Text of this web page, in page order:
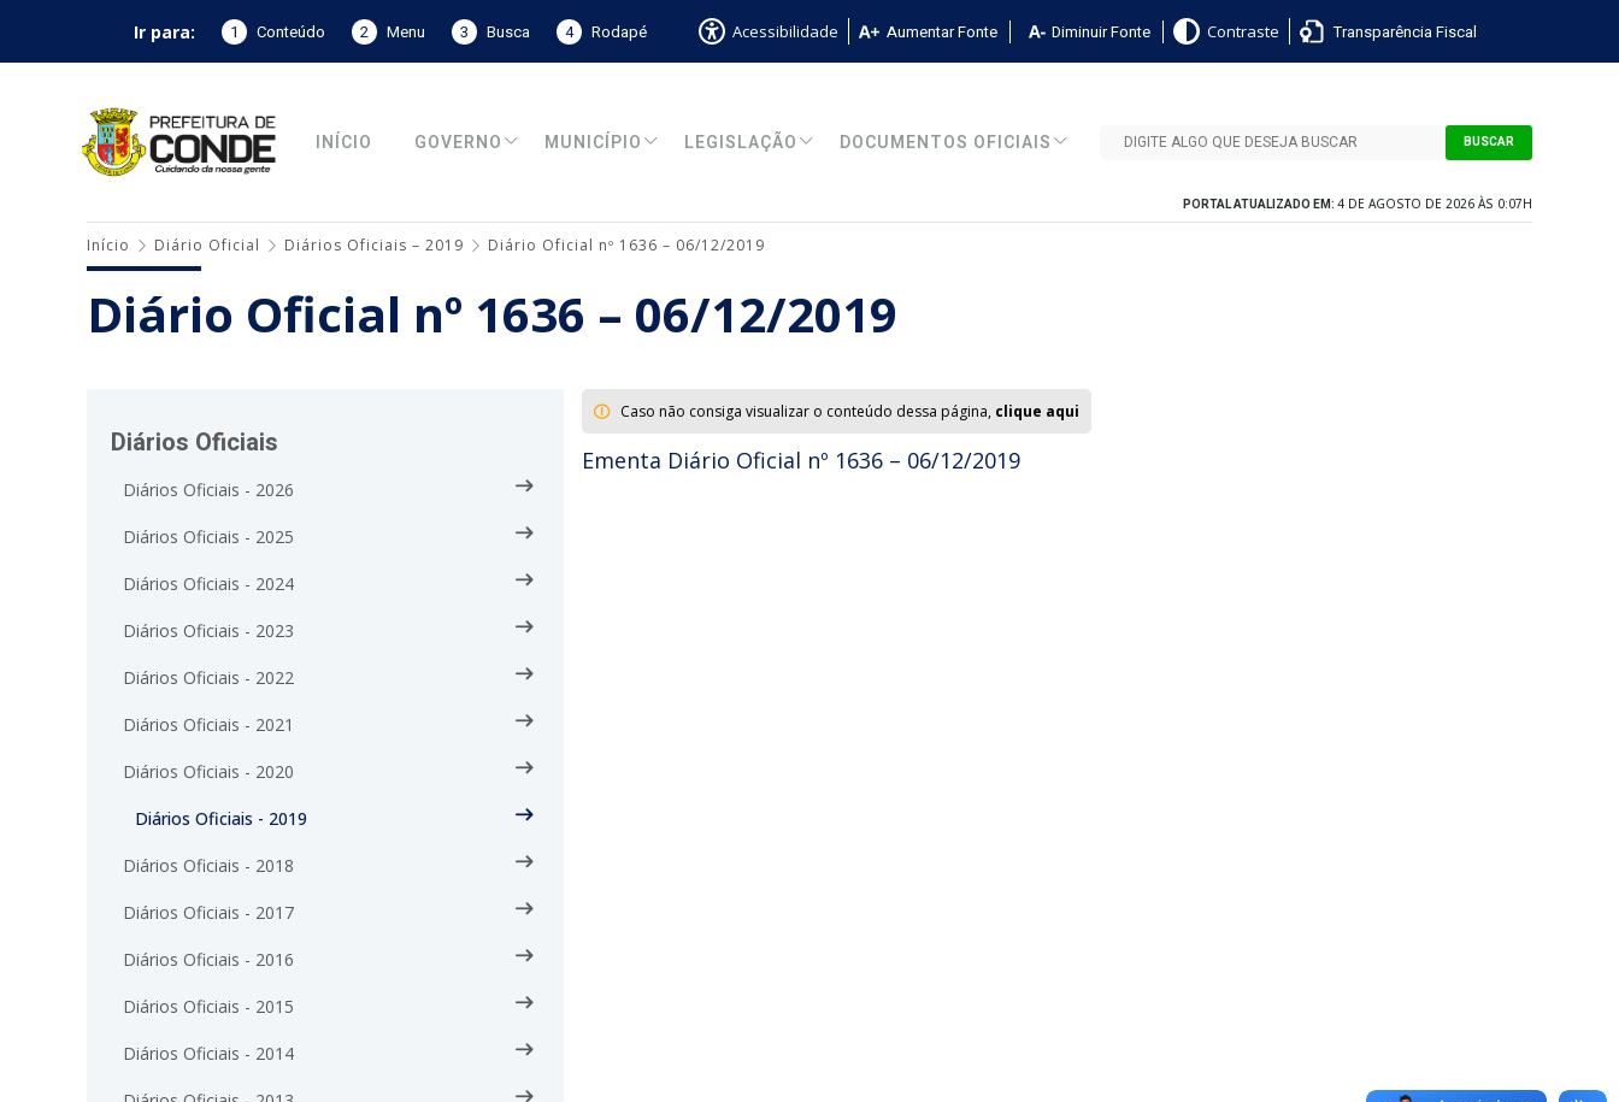
Ir para: 1 Conteúdo 2 Menu 3 Busca 4 Rodapé Acessibilidade Aumentar Fonte Diminuir Fonte Contraste Transparência Fiscal
INÍCIO GOVERNO MUNICÍPIO LEGISLAÇÃO DOCUMENTOS OFICIAIS BUSCAR
PORTAL ATUALIZADO EM: 4 DE AGOSTO DE 2026 ÀS 0:07H
Início Diário Oficial Diários Oficiais – 2019 Diário Oficial nº 1636 – 06/12/2019
Diário Oficial nº 1636 – 06/12/2019
Diários Oficiais
Diários Oficiais - 2026
Diários Oficiais - 2025
Diários Oficiais - 2024
Diários Oficiais - 2023
Diários Oficiais - 2022
Diários Oficiais - 2021
Diários Oficiais - 2020
Diários Oficiais - 2019
Diários Oficiais - 2018
Diários Oficiais - 2017
Diários Oficiais - 2016
Diários Oficiais - 2015
Diários Oficiais - 2014
Caso não consiga visualizar o conteúdo dessa página, clique aqui
Ementa Diário Oficial nº 1636 – 06/12/2019